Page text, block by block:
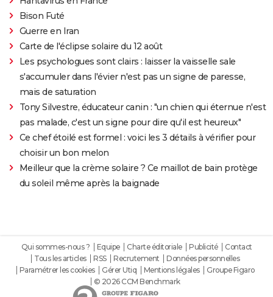
Bison Futé
Guerre en Iran
Carte de l'éclipse solaire du 12 août
Les psychologues sont clairs : laisser la vaisselle sale
s'accumuler dans l'évier n'est pas un signe de paresse,
mais de saturation
Tony Silvestre, éducateur canin : "un chien qui éternue n'est
pas malade, c'est un signe pour dire qu'il est heureux"
Ce chef étoilé est formel : voici les 3 détails à vérifier pour
choisir un bon melon
Meilleur que la crème solaire ? Ce maillot de bain protège
du soleil même après la baignade
Qui sommes-nous ? Equipe Charte éditoriale Publicité
Contact
Tous les articles
RSS Recrutement
Données personnelles
Paramétrer les cookies
Gérer Utiq Mentions légales
Groupe Figaro
© 2026 CCM Benchmark